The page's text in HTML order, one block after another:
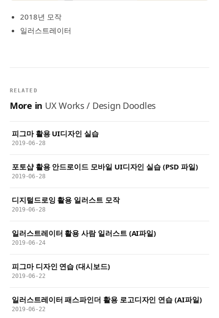
2018년 모작
일러스트레이터
RELATED
More in UX Works / Design Doodles
피그마 활용 UI디자인 실습
2019-06-28
포토샵 활용 안드로이드 모바일 UI디자인 실습 (PSD 파일)
2019-06-28
디지털드로잉 활용 일러스트 모작
2019-06-28
일러스트레이터 활용 사람 일러스트 (AI파일)
2019-06-24
피그마 디자인 연습 (대시보드)
2019-06-22
일러스트레이터 패스파인더 활용 로고디자인 연습 (AI파일)
2019-06-22